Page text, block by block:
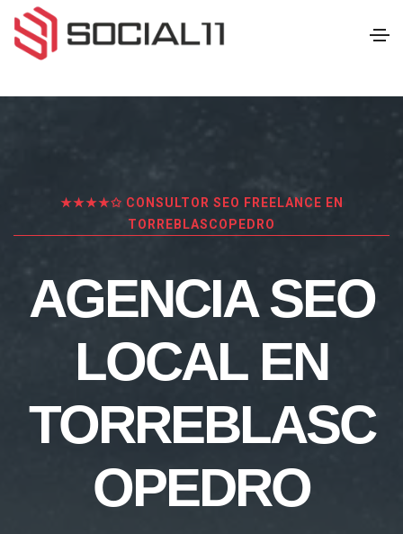
★★★★✩ CONSULTOR SEO FREELANCE EN
TORREBLASCOPEDRO
AGENCIA SEO
LOCAL EN
TORREBLASC
OPEDRO